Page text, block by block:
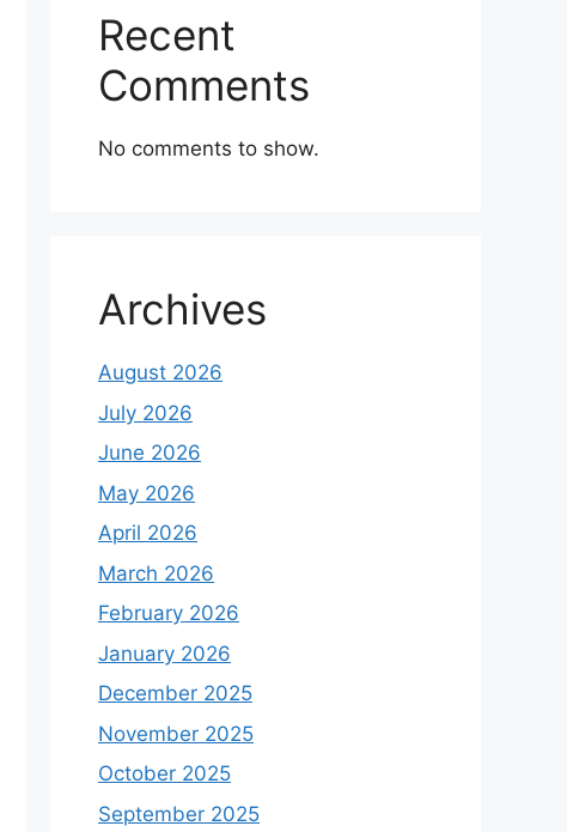
Recent
Comments
No comments to show.
Archives
August 2026
July 2026
June 2026
May 2026
April 2026
March 2026
February 2026
January 2026
December 2025
November 2025
October 2025
September 2025